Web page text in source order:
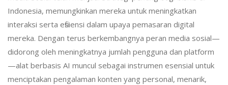
Indonesia, memungkinkan mereka untuk meningkatkan
interaksi serta efisiensi dalam upaya pemasaran digital
mereka. Dengan terus berkembangnya peran media sosial—
didorong oleh meningkatnya jumlah pengguna dan platform
—alat berbasis AI muncul sebagai instrumen esensial untuk
menciptakan pengalaman konten yang personal, menarik,